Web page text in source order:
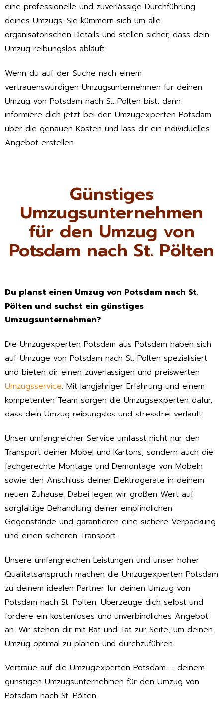
eine professionelle und zuverlässige Durchführung
deines Umzugs. Sie kümmern sich um alle
organisatorischen Details und stellen sicher, dass dein
Umzug reibungslos abläuft.
Wenn du auf der Suche nach einem
vertrauenswürdigen Umzugsunternehmen für deinen
Umzug von Potsdam nach St. Pölten bist, dann
informiere dich jetzt bei den Umzugexperten Potsdam
über die genauen Kosten und lass dir ein individuelles
Angebot erstellen.
Günstiges
Umzugsunternehmen
für den Umzug von
Potsdam nach St. Pölten
Du planst einen Umzug von Potsdam nach St.
Pölten und suchst ein günstiges
Umzugsunternehmen?
Die Umzugexperten Potsdam aus Potsdam haben sich
auf Umzüge von Potsdam nach St. Pölten spezialisiert
und bieten dir einen zuverlässigen und preiswerten
Umzugsservice. Mit langjähriger Erfahrung und einem
kompetenten Team sorgen die Umzugsexperten dafür,
dass dein Umzug reibungslos und stressfrei verläuft.
Unser umfangreicher Service umfasst nicht nur den
Transport deiner Möbel und Kartons, sondern auch die
fachgerechte Montage und Demontage von Möbeln
sowie den Anschluss deiner Elektrogeräte in deinem
neuen Zuhause. Dabei legen wir großen Wert auf
sorgfältige Behandlung deiner empfindlichen
Gegenstände und garantieren eine sichere Verpackung
und einen sicheren Transport.
Unsere umfangreichen Leistungen und unser hoher
Qualitätsanspruch machen die Umzugexperten Potsdam
zu deinem idealen Partner für deinen Umzug von
Potsdam nach St. Pölten. Überzeuge dich selbst und
fordere ein kostenloses und unverbindliches Angebot
an. Wir stehen dir mit Rat und Tat zur Seite, um deinen
Umzug optimal zu planen und durchzuführen.
Vertraue auf die Umzugexperten Potsdam – deinem
günstigen Umzugsunternehmen für den Umzug von
Potsdam nach St. Pölten.